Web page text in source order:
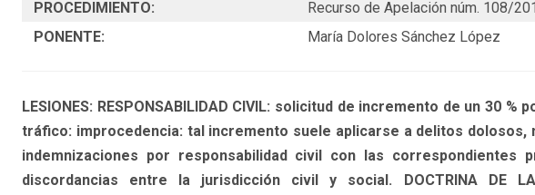
PROCEDIMIENTO:
Recurso de Apelación núm. 108/
PONENTE:
María Dolores Sánchez López
LESIONES: RESPONSABILIDAD CIVIL: solicitud de incremento de un 30
tráfico: improcedencia: tal incremento suele aplicarse a delitos dolosos,
indemnizaciones por responsabilidad civil con las correspondientes
discordancias entre la jurisdicción civil y social. DOCTRINA DE LA